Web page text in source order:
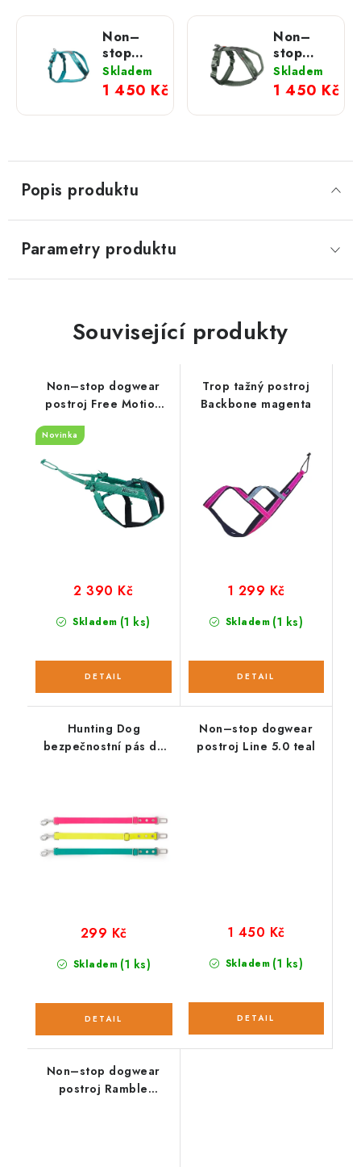
Non–
stop
dogwear
postroj
Line 5.0
teal
Skladem
1 450 Kč
Non–
stop
dogwear
postroj
Line 5.0
zelený
Skladem
1 450 Kč
Popis produktu
Parametry produktu
Související produkty
Non–stop dogwear
postroj Free Motion
5.0 aqua
Novinka
Skladem (1 ks)
2 390 Kč
Trop tažný postroj
Backbone magenta
Skladem (1 ks)
1 299 Kč
Hunting Dog
bezpečnostní pás do
Skladem (1 ks)
299 Kč
Non–stop dogwear
postroj Line 5.0 teal
Skladem (1 ks)
1 450 Kč
Non–stop dogwear
postroj Ramble